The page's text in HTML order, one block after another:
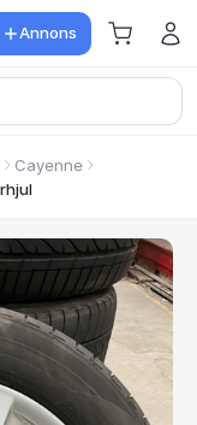
Annons
Cayenne